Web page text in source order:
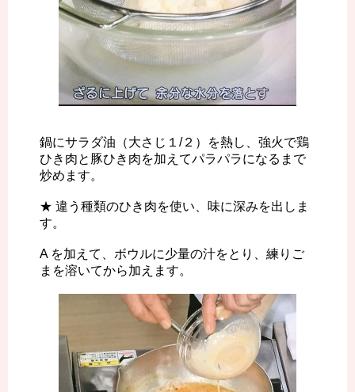
鍋にサラダ油（大さじ１/２）を熱し、強火で鶏
ひき肉と豚ひき肉を加えてパラパラになるまで
炒めます。
★ 違う種類のひき肉を使い、味に深みを出しま
す。
A を加えて、ボウルに少量の汁をとり、練りご
まを溶いてから加えます。